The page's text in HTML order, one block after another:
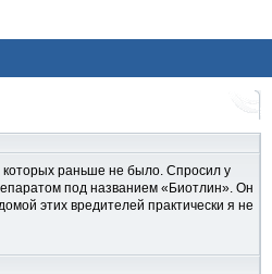
которых раньше не было. Спросил у
под названием «Биотлин». Он
этих вредителей практически я не